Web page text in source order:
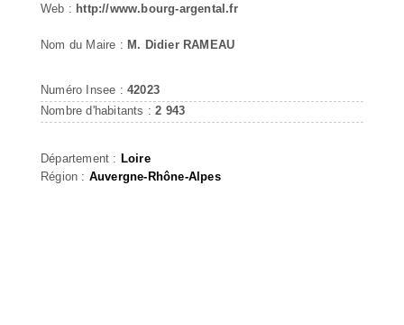
Web : http://www.bourg-argental.fr
Nom du Maire : M. Didier RAMEAU
Numéro Insee : 42023
Nombre d'habitants :2 943
Département : Loire
Région : Auvergne-Rhône-Alpes